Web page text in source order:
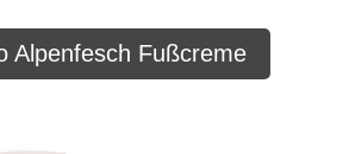
Alpenfesch Fußcreme